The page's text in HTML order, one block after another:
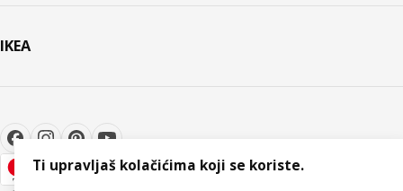
IKEA
Ti upravljaš kolačićima koji se koriste.